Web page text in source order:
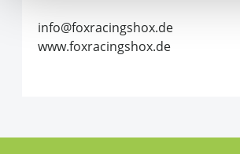
info@foxracingshox.de
www.foxracingshox.de